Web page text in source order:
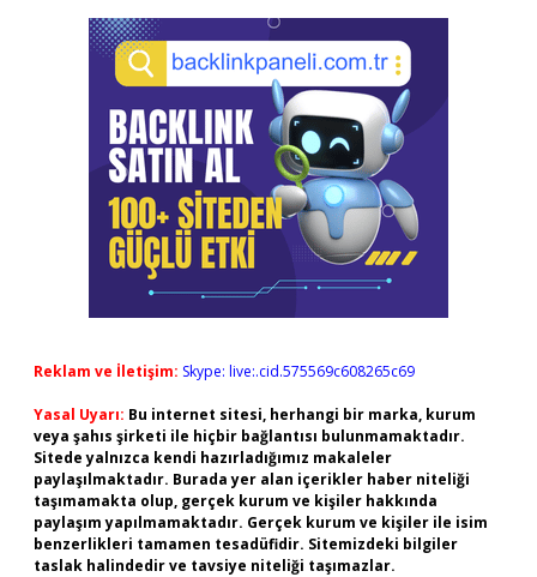
Reklam ve İletişim: Skype: live:.cid.575569c608265c69
Yasal Uyarı: Bu internet sitesi, herhangi bir marka, kurum
veya şahıs şirketi ile hiçbir bağlantısı bulunmamaktadır.
Sitede yalnızca kendi hazırladığımız makaleler
paylaşılmaktadır. Burada yer alan içerikler haber niteliği
taşımamakta olup, gerçek kurum ve kişiler hakkında
paylaşım yapılmamaktadır. Gerçek kurum ve kişiler ile isim
benzerlikleri tamamen tesadüfidir. Sitemizdeki bilgiler
taslak halindedir ve tavsiye niteliği taşımazlar.